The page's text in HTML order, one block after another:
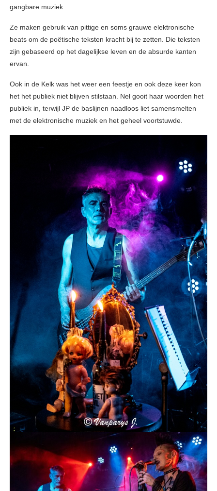
gangbare muziek.
Ze maken gebruik van pittige en soms grauwe elektronische
beats om de poëtische teksten kracht bij te zetten. Die teksten
zijn gebaseerd op het dagelijkse leven en de absurde kanten
ervan.
Ook in de Kelk was het weer een feestje en ook deze keer kon
het het publiek niet blijven stilstaan. Nel gooit haar woorden het
publiek in, terwijl JP de baslijnen naadloos liet samensmelten
met de elektronische muziek en het geheel voortstuwde.